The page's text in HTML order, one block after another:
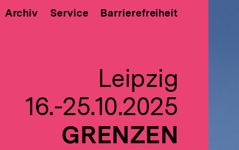
Archiv Service Barrierefreiheit
Leipzig
16.-25.10.2025
GRENZEN